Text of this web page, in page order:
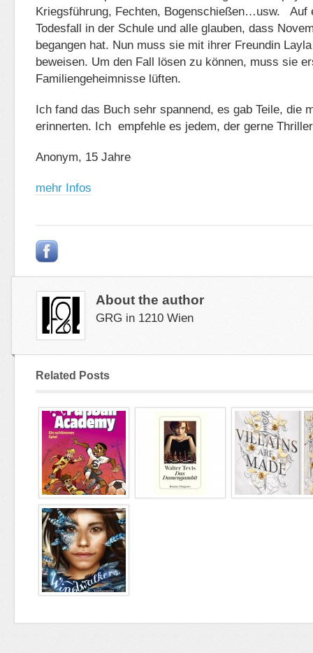
Kriegsführung, Fechten, Bogenschießen…usw. Auf
Todesfall in der Schule und alle glauben, dass
begangen hat. Nun muss sie mit ihrer Freundin
beweisen. Um den Fall lösen zu können, muss sie
Familiengeheimnisse lüften.
Ich fand das Buch sehr spannend, es gab Teile, die
erinnerten. Ich empfehle es jedem, der gerne
Anonym, 15 Jahre
mehr Infos
About the author
GRG in 1210 Wien
Related Posts